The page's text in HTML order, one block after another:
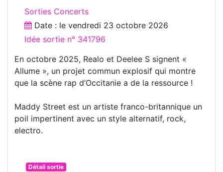
Sorties Concerts
Date : le vendredi 23 octobre 2026
Idée sortie n° 341796
En octobre 2025, Realo et Deelee S signent «
Allume », un projet commun explosif qui montre
que la scène rap d’Occitanie a de la ressource !
Maddy Street est un artiste franco-britannique un
poil impertinent avec un style alternatif, rock,
electro.
Détail sortie